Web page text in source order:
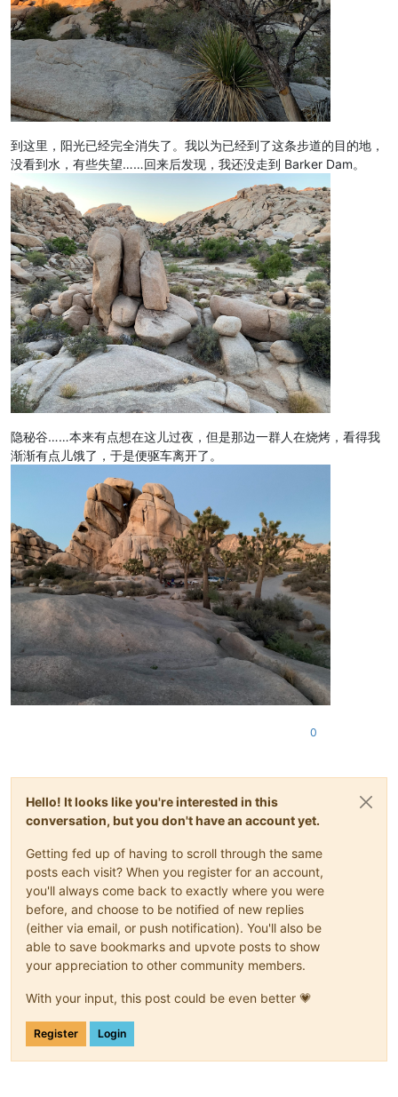
到这里，阳光已经完全消失了。我以为已经到了这条步道的目的地，
没看到水，有些失望……回来后发现，我还没走到 Barker Dam。
隐秘谷……本来有点想在这儿过夜，但是那边一群人在烧烤，看得我
渐渐有点儿饿了，于是便驱车离开了。
0
Hello! It looks like you're interested in this
conversation, but you don't have an account yet.
Getting fed up of having to scroll through the same
posts each visit? When you register for an account,
you'll always come back to exactly where you were
before, and choose to be notified of new replies
(either via email, or push notification). You'll also be
able to save bookmarks and upvote posts to show
your appreciation to other community members.
With your input, this post could be even better 💗
Register Login